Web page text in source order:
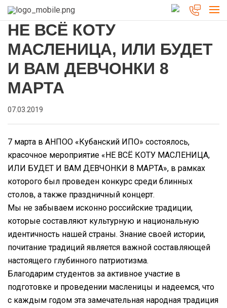
НЕ ВСЁ КОТУ
МАСЛЕНИЦА, ИЛИ БУДЕТ
И ВАМ ДЕВЧОНКИ 8
МАРТА
07.03.2019
7 марта в АНПОО «Кубанский ИПО» состоялось,
красочное мероприятие «НЕ ВСЁ КОТУ МАСЛЕНИЦА,
ИЛИ БУДЕТ И ВАМ ДЕВЧОНКИ 8 МАРТА», в рамках
которого был проведен конкурс среди блинных
столов, а также праздничный концерт.
Мы не забываем исконно российские традиции,
которые составляют культурную и национальную
идентичность нашей страны. Знание своей истории,
почитание традиций является важной составляющей
настоящего глубинного патриотизма.
Благодарим студентов за активное участие в
подготовке и проведении масленицы и надеемся, что
с каждым годом эта замечательная народная традиция